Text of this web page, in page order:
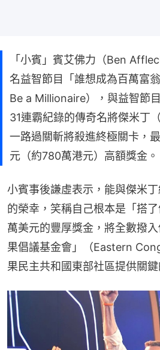
「小賓」賓艾佛力（Ben
名益智節目「誰想成為百萬富
Be a Millionaire），與益智節
31連霸紀錄的傳奇名將傑米丁
一路過關斬將殺進終極關卡，
元（約780萬港元）高額獎金。
小賓事後謙虛表示，能與傑米
的榮幸，笑稱自己根本是「搭
萬美元的豐厚獎金，將全數撥
果倡議基金會」（Eastern
果民主共和國東部社區提供關鍵